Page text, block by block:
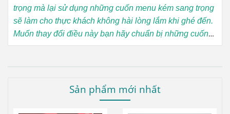
trọng mà lại sử dụng những cuốn menu kém sang trọng
sẽ làm cho thực khách không hài lòng lắm khi ghé đến.
Muốn thay đổi điều này bạn hãy chuẩn bị những cuốn
menu bìa da sang trọng, tinh tế nhưng không kém phần
Sản phẩm mới nhất